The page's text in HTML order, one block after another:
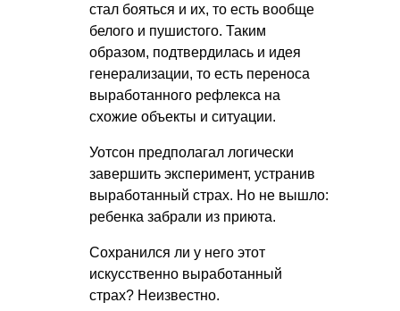
стал бояться и их, то есть вообще
белого и пушистого. Таким
образом, подтвердилась и идея
генерализации, то есть переноса
выработанного рефлекса на
схожие объекты и ситуации.
Уотсон предполагал логически
завершить эксперимент, устранив
выработанный страх. Но не вышло:
ребенка забрали из приюта.
Сохранился ли у него этот
искусственно выработанный
страх? Неизвестно.